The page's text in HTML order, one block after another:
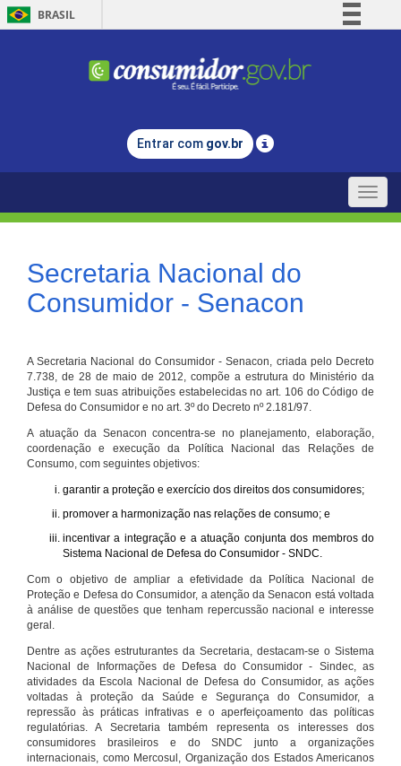
BRASIL
Comunica BR
Legislação
Entrar com gov.br
Toggle
Secretaria Nacional do
Consumidor - Senacon
A Secretaria Nacional do Consumidor - Senacon, criada pelo Decreto
7.738, de 28 de maio de 2012, compõe a estrutura do Ministério da
Justiça e tem suas atribuições estabelecidas no art. 106 do Código de
Defesa do Consumidor e no art. 3º do Decreto nº 2.181/97.
A atuação da Senacon concentra-se no planejamento, elaboração,
coordenação e execução da Política Nacional das Relações de
Consumo, com seguintes objetivos:
garantir a proteção e exercício dos direitos dos consumidores;
promover a harmonização nas relações de consumo; e
incentivar a integração e a atuação conjunta dos membros do
Sistema Nacional de Defesa do Consumidor - SNDC.
Com o objetivo de ampliar a efetividade da Política Nacional de
Proteção e Defesa do Consumidor, a atenção da Senacon está voltada
à análise de questões que tenham repercussão nacional e interesse
geral.
Dentre as ações estruturantes da Secretaria, destacam-se o Sistema
Nacional de Informações de Defesa do Consumidor - Sindec, as
atividades da Escola Nacional de Defesa do Consumidor, as ações
voltadas à proteção da Saúde e Segurança do Consumidor, a
repressão às práticas infrativas e o aperfeiçoamento das políticas
regulatórias. A Secretaria também representa os interesses dos
consumidores brasileiros e do SNDC junto a organizações
internacionais, como Mercosul, Organização dos Estados Americanos